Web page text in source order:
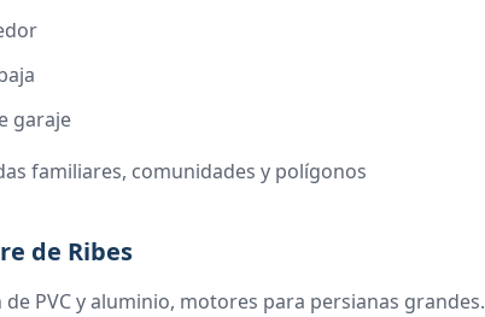
garaje
familiares, comunidades y polígonos
de Ribes
PVC y aluminio, motores para persianas grandes.